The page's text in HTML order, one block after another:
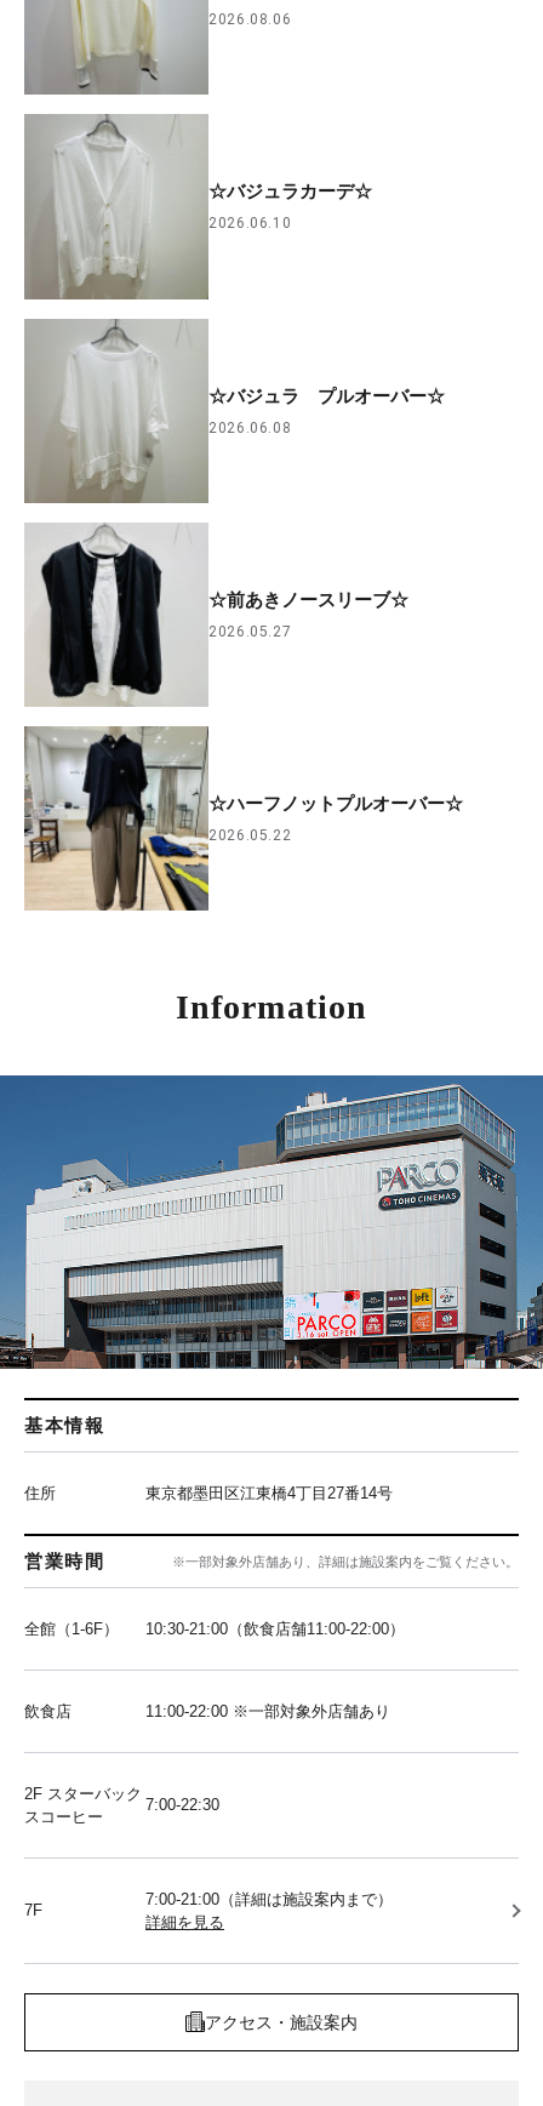
2026.08.06
☆バジュラカーデ☆
2026.06.10
☆バジュラ プルオーバー☆
2026.06.08
☆前あきノースリーブ☆
2026.05.27
☆ハーフノットプルオーバー☆
2026.05.22
Information
基本情報
住所 東京都墨田区江東橋4丁目27番14号
営業時間 ※一部対象外店舗あり、詳細は施設案内をご覧ください。
全館（1-6F） 10:30-21:00（飲食店舗11:00-22:00）
飲食店 11:00-22:00 ※一部対象外店舗あり
2F スターバック
スコーヒー
7:00-22:30
7F
7:00-21:00（詳細は施設案内まで）
詳細を見る
アクセス・施設案内